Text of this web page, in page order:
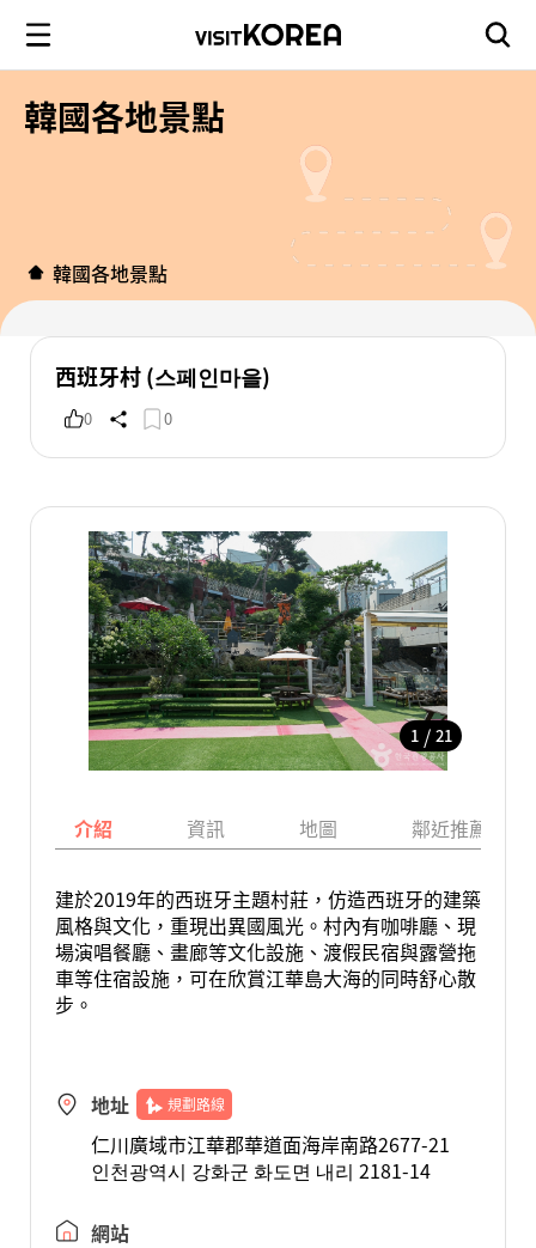
韓國各地景點
韓國各地景點
西班牙村 (스페인마을)
0 0
1 / 21
介紹 資訊 地圖 鄰近推薦景點
建於2019年的西班牙主題村莊，仿造西班牙的建築
風格與文化，重現出異國風光。村內有咖啡廳、現
場演唱餐廳、畫廊等文化設施、渡假民宿與露營拖
車等住宿設施，可在欣賞江華島大海的同時舒心散
步。
地址 規劃路線
仁川廣域市江華郡華道面海岸南路2677-21
인천광역시 강화군 화도면 내리 2181-14
網站